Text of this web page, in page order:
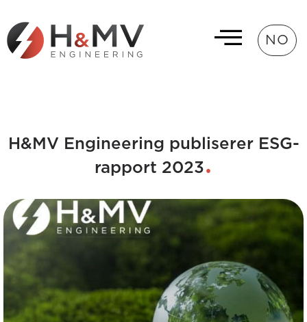
NO
H&MV Engineering publiserer ESG-
rapport 2023